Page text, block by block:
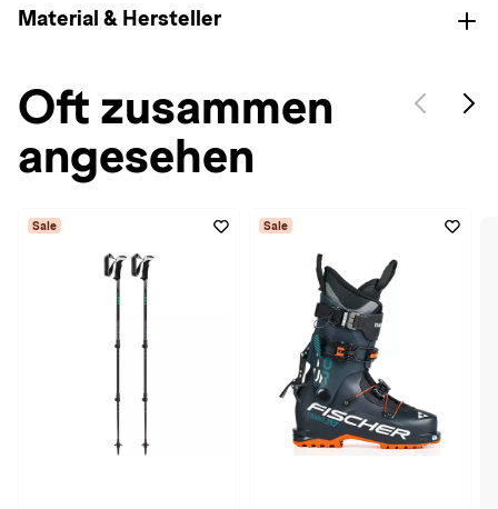
Material & Hersteller
Oft zusammen
angesehen
Sale Sale